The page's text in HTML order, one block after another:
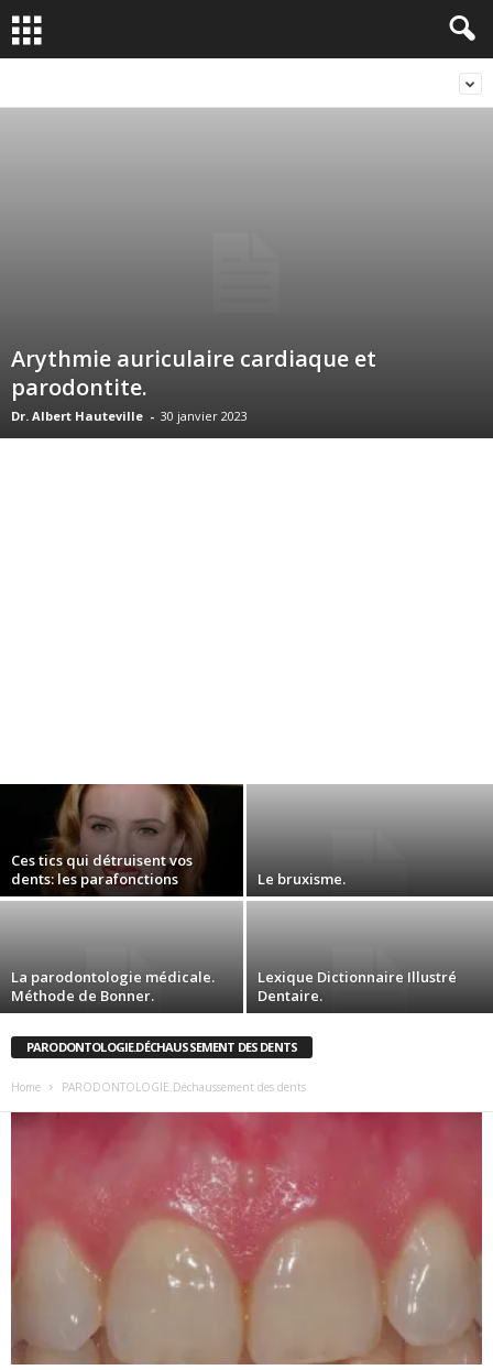
Arythmie auriculaire cardiaque et
parodontite.
Dr. Albert Hauteville - 30 janvier 2023
Ces tics qui détruisent vos
dents: les parafonctions
Le bruxisme.
La parodontologie médicale.
Méthode de Bonner.
Lexique Dictionnaire Illustré
Dentaire.
PARODONTOLOGIE.DÉCHAUSSEMENT DES DENTS
Home PARODONTOLOGIE.Déchaussement des dents